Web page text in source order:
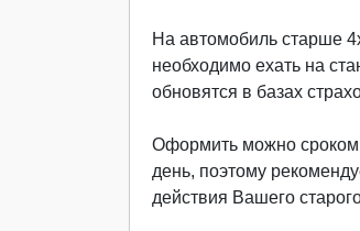
На автомобиль старше
необходимо ехать на
обновятся в базах
Оформить можно сроком
день, поэтому
действия Вашего